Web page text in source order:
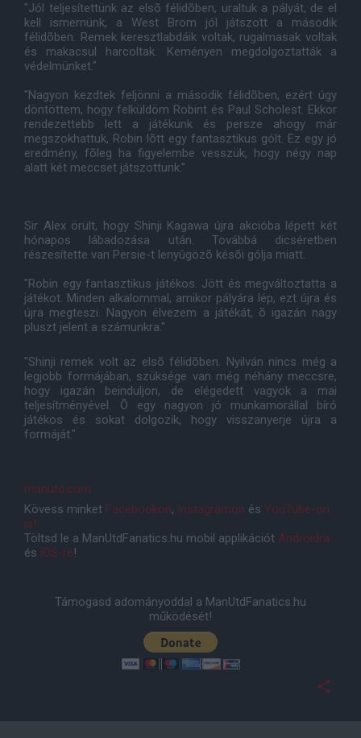
"Jól teljesítettünk az elsõ félidõben, uraltuk a pályát, de el
kell ismernünk, a West Brom jól játszott a második
félidõben. Remek keresztlabdáik voltak, rugalmasak voltak
és makacsul harcoltak. Keményen megdolgoztatták a
védelmünket."
"Nagyon kezdtek feljönni a második félidõben, ezért úgy
döntöttem, hogy felküldöm Robint és Paul Scholest. Ekkor
rendezettebb lett a játékunk és persze ahogy már
megszokhattuk, Robin lõtt egy fantasztikus gólt. Ez egy jó
eredmény, fõleg ha figyelembe vesszük, hogy négy nap
alatt két meccset játszottunk."
Sir Alex örült, hogy Shinji Kagawa újra akcióba lépett két
hónapos lábadozása után. Továbbá dicséretben
részesítette van Persie-t lenyûgözõ késõi gólja miatt.
"Robin egy fantasztikus játékos. Jött és megváltoztatta a
játékot. Minden alkalommal, amikor pályára lép, ezt újra és
újra megteszi. Nagyon élvezem a játékát, õ igazán nagy
pluszt jelent a számunkra."
"Shinji remek volt az elsõ félidõben. Nyilván nincs még a
legjobb formájában, szüksége van még néhány meccsre,
hogy igazán beinduljon, de elégedett vagyok a mai
teljesítményével. Õ egy nagyon jó munkamorállal bíró
játékos és sokat dolgozik, hogy visszanyerje újra a
formáját."
manutd.com
Kövess minket Facebookon, Instagramon és YouTube-on
is!
Töltsd le a ManUtdFanatics.hu mobil applikációt Androidra
és iOS-re!
Támogasd adományoddal a ManUtdFanatics.hu
működését!